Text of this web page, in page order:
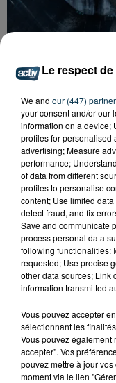
L’ASSE RÉDUIT
PREMIÈRE
Le respect
We and our (447)
your consent and/or our
information on a device;
profiles for personalised
advertising; Measure
performance;
of data from different
profiles to personalise
content; Use limited
detect fraud, and fix
Save and communicate
process personal data
following functionalities:
requested; Use precise
other data sources; Link
information transmitted
Vous pouvez accepter
sélectionnant les
Vous pouvez également
accepter". Vos
pouvez mettre à jour
moment via le lien